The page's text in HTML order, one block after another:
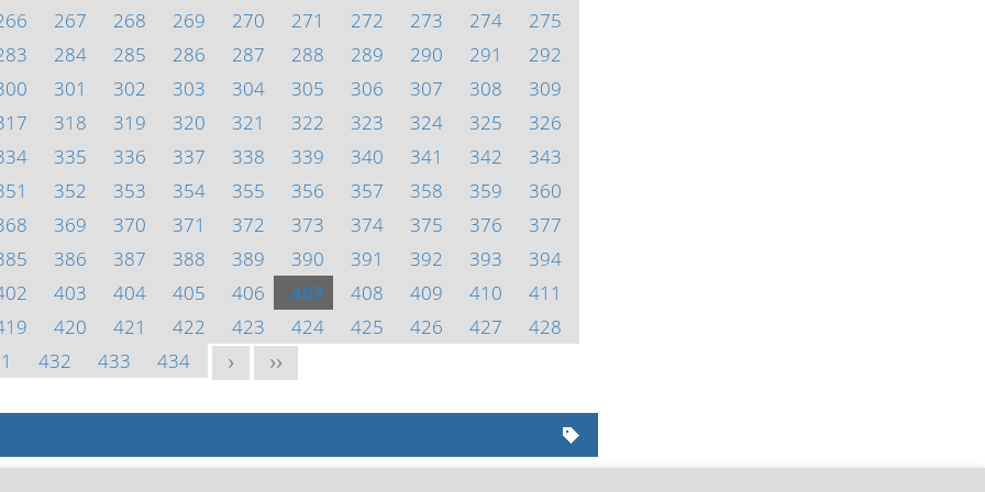
267 268 269 270 271 272 273 274
275
284 285 286 287 288 289 290 291
292
301 302 303 304 305 306 307 308
309
318 319 320 321 322 323 324 325
326
335 336 337 338 339 340 341 342
343
352 353 354 355 356 357 358 359
360
369 370 371 372 373 374 375 376
377
386 387 388 389 390 391 392 393
394
403 404 405 406 407 408 409 410
411
420 421 422 423 424 425 426 427
428
432 433 434 > >>